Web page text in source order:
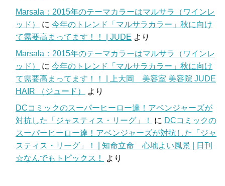
Marsala：2015年のテーマカラーはマルサラ（ワインレ
ッド）
に 今年のトレンド「マルサラカラー」秋に向け
て需要高まってます！！ | JUDE より
Marsala：2015年のテーマカラーはマルサラ（ワインレ
ッド）
に 今年のトレンド「マルサラカラー」秋に向け
て需要高まってます！！ | 上大岡 美容室 美容院 JUDE
HAIR （ジュード）
より
DCコミックのスーパーヒーロー達！アベンジャーズが
対抗した「ジャスティス・リーグ」！
に DCコミックの
スーパーヒーロー達！アベンジャーズが対抗した「ジャ
スティス・リーグ」！ | 知命立命 心地よい風景 | 日刊
☆なんでもトピックス！
より